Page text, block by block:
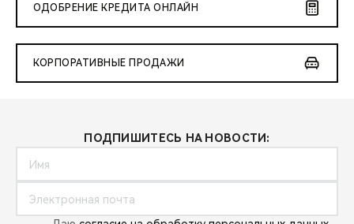
ОДОБРЕНИЕ КРЕДИТА ОНЛАЙН
КОРПОРАТИВНЫЕ ПРОДАЖИ
ПОДПИШИТЕСЬ НА НОВОСТИ: